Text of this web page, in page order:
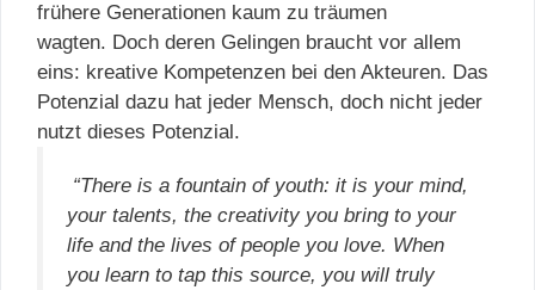
frühere Generationen kaum zu träumen
wagten. Doch deren Gelingen braucht vor allem
eins: kreative Kompetenzen bei den Akteuren. Das
Potenzial dazu hat jeder Mensch, doch nicht jeder
nutzt dieses Potenzial.
“There is a fountain of youth: it is your mind,
your talents, the creativity you bring to your
life and the lives of people you love. When
you learn to tap this source, you will truly